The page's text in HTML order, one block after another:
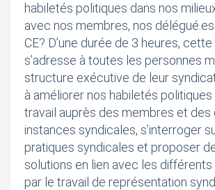
habiletés politiques dans nos
avec nos membres, nos
CE? D’une durée de 3 heures,
s’adresse à toutes les personnes
structure exécutive de leur
à améliorer nos habiletés politiques
travail auprès des membres et
instances syndicales, s’interroger
pratiques syndicales et proposer
solutions en lien avec les
par le travail de représentation